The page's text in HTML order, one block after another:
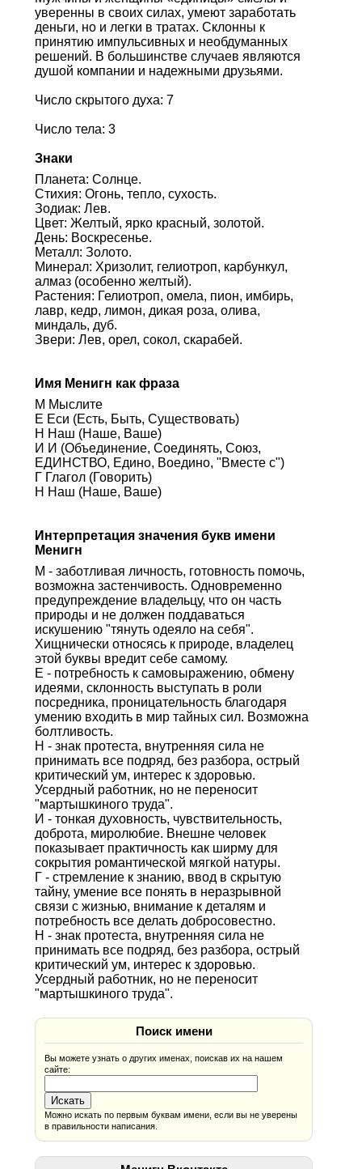
уверенны в своих силах, умеют заработать
деньги, но и легки в тратах. Склонны к
принятию импульсивных и необдуманных
решений. В большинстве случаев являются
душой компании и надежными друзьями.
Число скрытого духа: 7
Число тела: 3
Знаки
Планета: Солнце.
Стихия: Огонь, тепло, сухость.
Зодиак: Лев.
Цвет: Желтый, ярко красный, золотой.
День: Воскресенье.
Металл: Золото.
Минерал: Хризолит, гелиотроп, карбункул,
алмаз (особенно желтый).
Растения: Гелиотроп, омела, пион, имбирь,
лавр, кедр, лимон, дикая роза, олива,
миндаль, дуб.
Звери: Лев, орел, сокол, скарабей.
Имя Менигн как фраза
М Мыслите
Е Еси (Есть, Быть, Существовать)
Н Наш (Наше, Ваше)
И И (Объединение, Соединять, Союз,
ЕДИНСТВО, Едино, Воедино, "Вместе с")
Г Глагол (Говорить)
Н Наш (Наше, Ваше)
Интерпретация значения букв имени
Менигн
М - заботливая личность, готовность помочь,
возможна застенчивость. Одновременно
предупреждение владельцу, что он часть
природы и не должен поддаваться
искушению "тянуть одеяло на себя".
Хищнически относясь к природе, владелец
этой буквы вредит себе самому.
Е - потребность к самовыражению, обмену
идеями, склонность выступать в роли
посредника, проницательность благодаря
умению входить в мир тайных сил. Возможна
болтливость.
Н - знак протеста, внутренняя сила не
принимать все подряд, без разбора, острый
критический ум, интерес к здоровью.
Усердный работник, но не переносит
"мартышкиного труда".
И - тонкая духовность, чувствительность,
доброта, миролюбие. Внешне человек
показывает практичность как ширму для
сокрытия романтической мягкой натуры.
Г - стремление к знанию, ввод в скрытую
тайну, умение все понять в неразрывной
связи с жизнью, внимание к деталям и
потребность все делать добросовестно.
Н - знак протеста, внутренняя сила не
принимать все подряд, без разбора, острый
критический ум, интерес к здоровью.
Усердный работник, но не переносит
"мартышкиного труда".
Поиск имени
Вы можете узнать о других именах, поискав их на нашем
сайте:
Можно искать по первым буквам имени, если вы не уверены
в правильности написания.